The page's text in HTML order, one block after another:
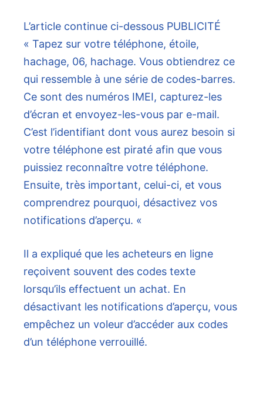
L’article continue ci-dessous PUBLICITÉ
« Tapez sur votre téléphone, étoile,
hachage, 06, hachage. Vous obtiendrez ce
qui ressemble à une série de codes-barres.
Ce sont des numéros IMEI, capturez-les
d’écran et envoyez-les-vous par e-mail.
C’est l’identifiant dont vous aurez besoin si
votre téléphone est piraté afin que vous
puissiez reconnaître votre téléphone.
Ensuite, très important, celui-ci, et vous
comprendrez pourquoi, désactivez vos
notifications d’aperçu. «
Il a expliqué que les acheteurs en ligne
reçoivent souvent des codes texte
lorsqu’ils effectuent un achat. En
désactivant les notifications d’aperçu, vous
empêchez un voleur d’accéder aux codes
d’un téléphone verrouillé.